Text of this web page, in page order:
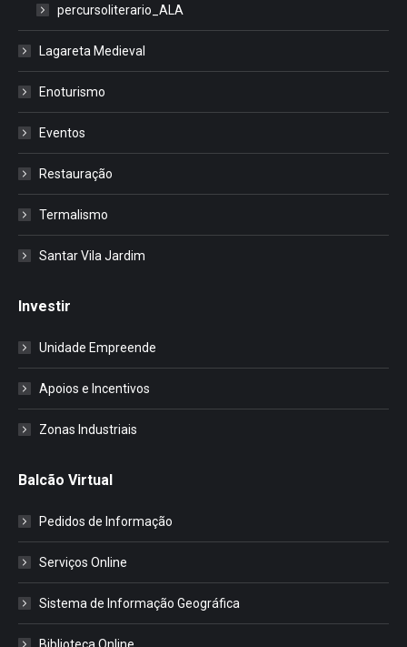
percursoliterario_ALA
Lagareta Medieval
Enoturismo
Eventos
Restauração
Termalismo
Santar Vila Jardim
Investir
Unidade Empreende
Apoios e Incentivos
Zonas Industriais
Balcão Virtual
Pedidos de Informação
Serviços Online
Sistema de Informação Geográfica
Biblioteca Online